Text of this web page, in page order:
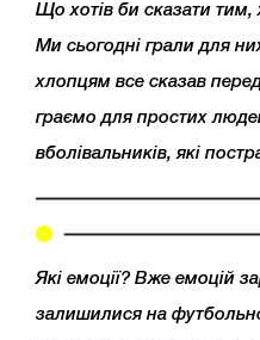
Що хотів би сказати тим,
Ми сьогодні грали для
хлопцям все сказав
граємо для простих
вболівальників, які
Які емоції? Вже емоцій
залишилися на